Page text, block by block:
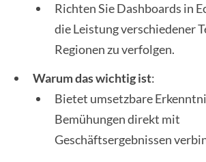
Richten Sie Dashboards in
die Leistung verschiedener
Regionen zu verfolgen.
Warum das wichtig ist:
Bietet umsetzbare
Bemühungen direkt mit
Geschäftsergebnissen